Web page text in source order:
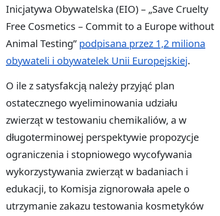
Inicjatywa Obywatelska (EIO) – „Save Cruelty
Free Cosmetics – Commit to a Europe without
Animal Testing” podpisana przez 1,2 miliona
obywateli i obywatelek Unii Europejskiej.
O ile z satysfakcją należy przyjąć plan
ostatecznego wyeliminowania udziału
zwierząt w testowaniu chemikaliów, a w
długoterminowej perspektywie propozycje
ograniczenia i stopniowego wycofywania
wykorzystywania zwierząt w badaniach i
edukacji, to Komisja zignorowała apele o
utrzymanie zakazu testowania kosmetyków